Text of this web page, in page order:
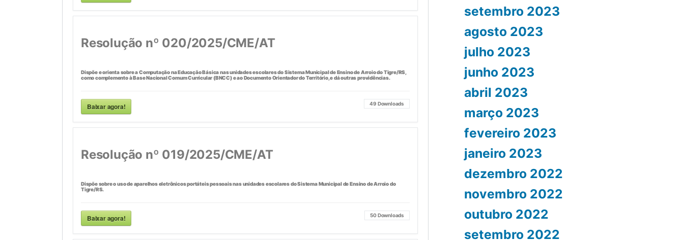
Resolução nº 020/2025/CME/AT
Dispõe e orienta sobre a Computação na Educação Básica nas unidades escolares do Sistema Municipal de Ensino de Arroio do Tigre/RS,
como complemento à Base Nacional Comum Curricular (BNCC) e ao Documento Orientador do Território, e dá outras providências.
Baixar agora! 49 Downloads
Resolução nº 019/2025/CME/AT
Dispõe sobre o uso de aparelhos eletrônicos portáteis pessoais nas unidades escolares do Sistema Municipal de Ensino de Arroio do
Tigre/RS.
Baixar agora! 50Downloads
setembro 2023
agosto 2023
julho 2023
junho 2023
abril 2023
março 2023
fevereiro 2023
janeiro 2023
dezembro 2022
novembro 2022
outubro 2022
setembro 2022